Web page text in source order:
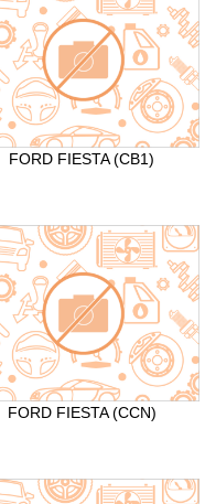
FORD FIESTA (CB1)
FORD FIESTA (CCN)